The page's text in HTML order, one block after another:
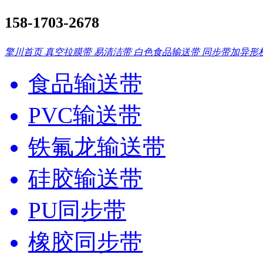
158-1703-2678
擎川首页 真空拉膜带 易清洁带 白色食品输送带 同步带加异形
食品输送带
PVC输送带
铁氟龙输送带
硅胶输送带
PU同步带
橡胶同步带